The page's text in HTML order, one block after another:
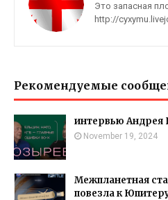
Это запасная
http://
Рекомендуемые
интервью Андрея
November 19, 2024
Межпланетная
повезла к